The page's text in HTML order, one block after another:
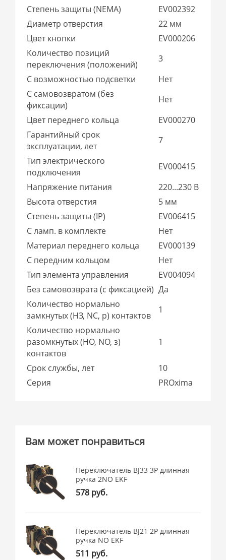
Степень защиты (NEMA)
EV002392
Диаметр отверстия
22 мм
Цвет кнопки
EV000206
Количество позиций
переключения (положений)
3
С возможностью подсветки
Нет
С самовозвратом (без
фиксации)
Нет
Цвет переднего кольца
EV000270
Гарантийный срок
эксплуатации, лет
7
Тип электрического
подключения
EV000415
Напряжение питания
220...230 В
Высота отверстия
5 мм
Степень защиты (IP)
EV006415
С ламп. в комплекте
Нет
Материал переднего кольца
EV000139
С передним кольцом
Нет
Тип элемента управления
EV004094
Без самовозврата (с фиксацией) Да
Количество нормально
замкнутых (НЗ, NC, р) контактов
1
Количество нормально
разомкнутых (НО, NO, з)
контактов
1
Срок службы, лет
10
Серия
PROxima
Вам может понравиться
Переключатель BJ33 3P длинная
ручка 2NO EKF
578 руб.
Переключатель BJ21 2P длинная
ручка NO EKF
511 руб.